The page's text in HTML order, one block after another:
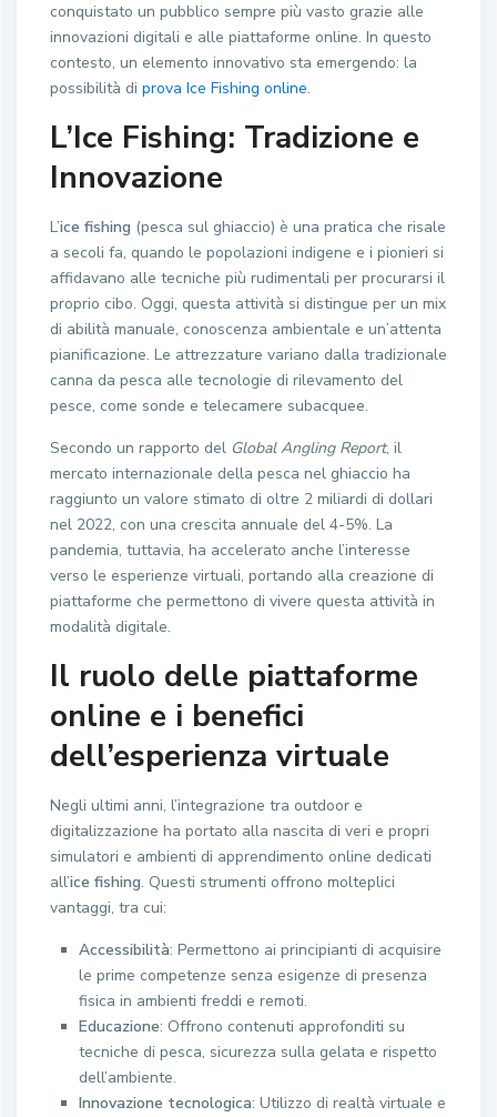
conquistato un pubblico sempre più vasto grazie alle
innovazioni digitali e alle piattaforme online. In questo
contesto, un elemento innovativo sta emergendo: la
possibilità di prova Ice Fishing online.
L’Ice Fishing: Tradizione e
Innovazione
L’ice fishing (pesca sul ghiaccio) è una pratica che risale
a secoli fa, quando le popolazioni indigene e i pionieri si
affidavano alle tecniche più rudimentali per procurarsi il
proprio cibo. Oggi, questa attività si distingue per un mix
di abilità manuale, conoscenza ambientale e un’attenta
pianificazione. Le attrezzature variano dalla tradizionale
canna da pesca alle tecnologie di rilevamento del
pesce, come sonde e telecamere subacquee.
Secondo un rapporto del Global Angling Report, il
mercato internazionale della pesca nel ghiaccio ha
raggiunto un valore stimato di oltre 2 miliardi di dollari
nel 2022, con una crescita annuale del 4-5%. La
pandemia, tuttavia, ha accelerato anche l’interesse
verso le esperienze virtuali, portando alla creazione di
piattaforme che permettono di vivere questa attività in
modalità digitale.
Il ruolo delle piattaforme
online e i benefici
dell’esperienza virtuale
Negli ultimi anni, l’integrazione tra outdoor e
digitalizzazione ha portato alla nascita di veri e propri
simulatori e ambienti di apprendimento online dedicati
all’ice fishing. Questi strumenti offrono molteplici
vantaggi, tra cui:
Accessibilità: Permettono ai principianti di acquisire
le prime competenze senza esigenze di presenza
fisica in ambienti freddi e remoti.
Educazione: Offrono contenuti approfonditi su
tecniche di pesca, sicurezza sulla gelata e rispetto
dell’ambiente.
Innovazione tecnologica: Utilizzo di realtà virtuale e